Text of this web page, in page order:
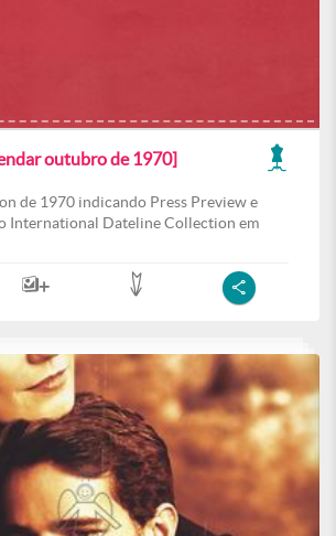
outubro de 1970]
de 1970 indicando Press Preview e
International Dateline Collection em